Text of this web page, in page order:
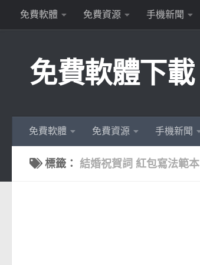
Skip to content
免費軟體 免費資源 手機新聞
免費軟體下載
免費軟體 免費資源 手機新聞
標籤： 結婚祝賀詞 紅包寫法範本